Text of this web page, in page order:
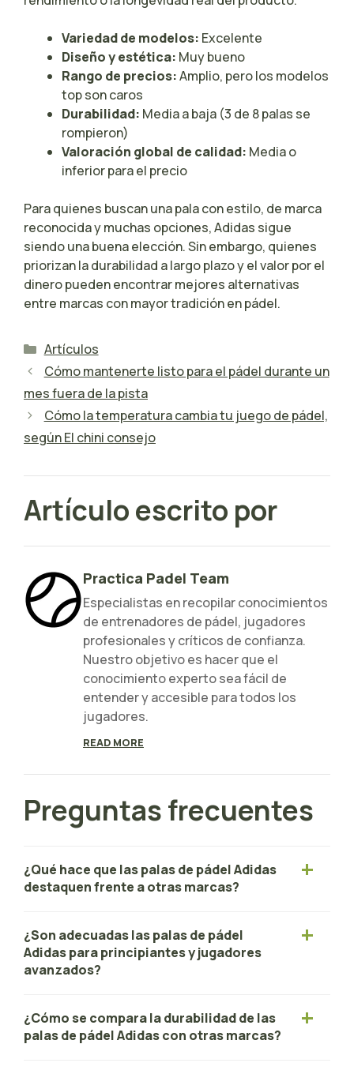
Variedad de modelos: Excelente
Diseño y estética: Muy bueno
Rango de precios:Amplio, pero los modelos
top son caros
Durabilidad: Media a baja (3 de 8 palas se
rompieron)
Valoración global de calidad: Media o
inferior para el precio
Para quienes buscan una pala con estilo, de marca
reconocida y muchas opciones, Adidas sigue
siendo una buena elección. Sin embargo, quienes
priorizan la durabilidad a largo plazo y el valor por el
dinero pueden encontrar mejores alternativas
entre marcas con mayor tradición en pádel.
Categorías
Artículos
Cómo mantenerte listo para el pádel durante un
mes fuera de la pista
Cómo la temperatura cambia tu juego de pádel,
según El chini consejo
Artículo escrito por
Practica Padel Team
Especialistas en recopilar conocimientos
de entrenadores de pádel, jugadores
profesionales y críticos de confianza.
Nuestro objetivo es hacer que el
conocimiento experto sea fácil de
entender y accesible para todos los
jugadores.
READ MORE
Preguntas frecuentes
¿Qué hace que las palas de pádel Adidas
destaquen frente a otras marcas?
¿Son adecuadas las palas de pádel
Adidas para principiantes y jugadores
avanzados?
¿Cómo se compara la durabilidad de las
palas de pádel Adidas con otras marcas?